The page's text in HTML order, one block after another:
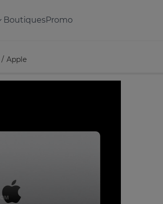
BoutiquesPromo
Apple